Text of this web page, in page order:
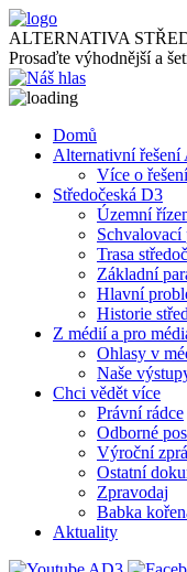
ALTERNATIVA
Prosaďte výhodnější a
Domů
Alternativní řešení
Více o
Středočeská D3
Územní
Schvalovací
Trasa
Základní
Hlavní
Historie
Z médií a pro
Ohlasy v
Naše
Chci vědět více
Právní rádce
Odborné
Výroční
Ostatní
Zpravodaj
Babka
Aktuality